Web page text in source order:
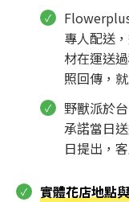
專人配送
材在運送
照回傳，
野獸派於
承諾當日
日提出，
實體花店地點